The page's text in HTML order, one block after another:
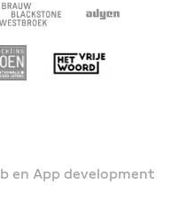
en App development